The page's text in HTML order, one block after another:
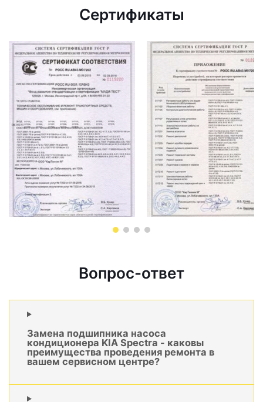
Сертификаты
Вопрос-ответ
Замена подшипника насоса
кондиционера KIA Spectra - каковы
преимущества проведения ремонта в
вашем сервисном центре?